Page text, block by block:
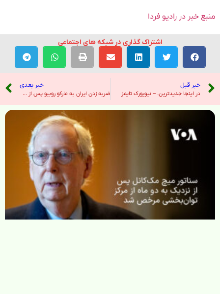
منبع خبر در رادیو فردا
اشتراک گذاری در شبکه های اجتماعی
خبر قبل
در اینجا جدیدترین. – نیویورک تایمز
خبر بعدی
ضربه زدن ایران به مارکو روبیو پس از دیدار تاج محل: کاش تاریخ می دانست… – هندوستان امروز